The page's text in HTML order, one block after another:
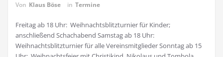
Von Klaus Böse in Termine
Freitag ab 18 Uhr: Weihnachtsblitzturnier für Kinder;
anschließend Schachabend Samstag ab 18 Uhr:
Weihnachtsblitzturnier für alle Vereinsmitglieder Sonntag ab 15